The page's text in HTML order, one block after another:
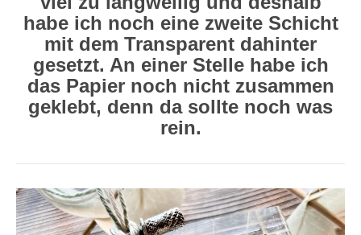
habe ich noch eine zweite Schicht
mit dem Transparent dahinter
gesetzt. An einer Stelle habe ich
das Papier noch nicht zusammen
geklebt, denn da sollte noch was
rein.